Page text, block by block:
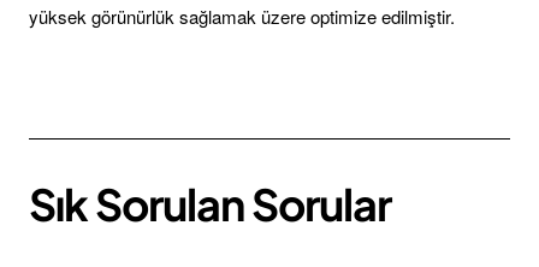
yüksek görünürlük sağlamak üzere optimize edilmiştir.
Sık Sorulan Sorular